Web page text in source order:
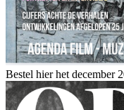
Bestel hier het december